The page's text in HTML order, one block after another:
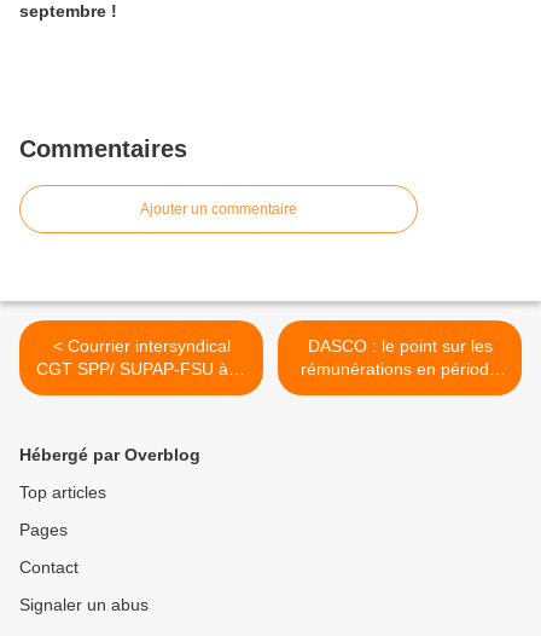
septembre !
Commentaires
Ajouter un commentaire
< Courrier intersyndical
CGT SPP/ SUPAP-FSU à la
Maire de Paris relatif au
DASCO : le point sur les
rémunérations en période
de confinement >
Hébergé par Overblog
Top articles
Pages
Contact
Signaler un abus